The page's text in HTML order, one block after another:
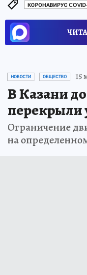
КОРОНАВИРУС
НОВОСТИ ОБЩЕСТВО 15
В Казани
перекрыли
Ограничение
на